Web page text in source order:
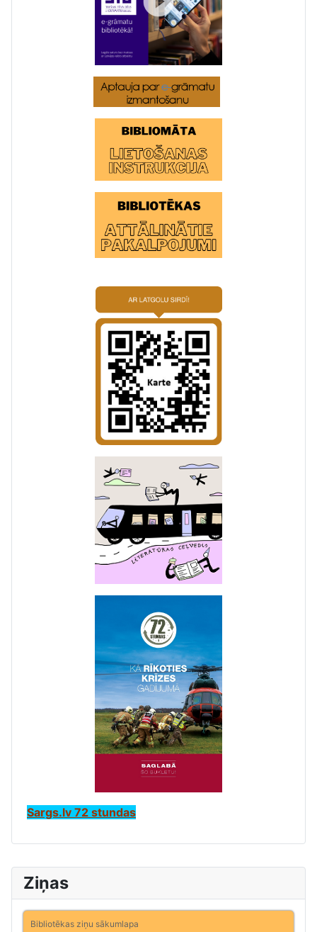
Ziņas
Bibliotēkas ziņu sākumlapa
Sargs.lv 72 stundas